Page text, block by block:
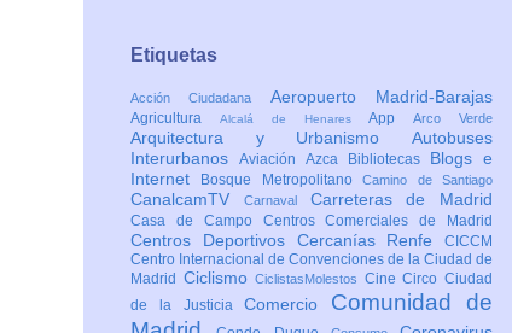
Etiquetas
Acción Ciudadana Aeropuerto Madrid-Barajas
Agricultura Alcalá de HenaresAppArco Verde
Arquitectura y Urbanismo Autobuses
Interurbanos Aviación Azca Bibliotecas Blogs e
Internet
Bosque MetropolitanoCamino de Santiago
CanalcamTV Carnaval Carreteras de Madrid
Casa de Campo Centros Comerciales de Madrid
Centros Deportivos Cercanías Renfe CICCM
Centro Internacional de Convenciones de la Ciudad de
Madrid CiclismoCiclistasMolestos CineCircoCiudad
de la JusticiaComercio Comunidad de